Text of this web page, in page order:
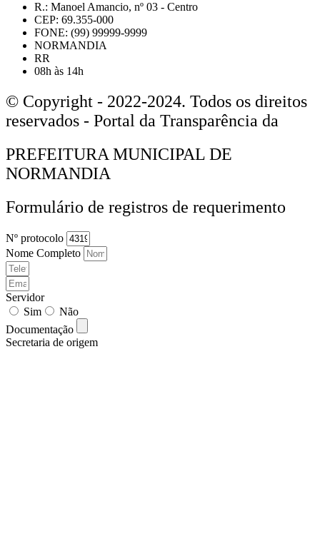
R.: Manoel Amancio, nº 03 - Centro
CEP: 69.355-000
FONE: (99) 99999-9999
NORMANDIA
RR
08h às 14h
© Copyright - 2022-2024. Todos os direitos
reservados - Portal da Transparência da
PREFEITURA MUNICIPAL DE
NORMANDIA
Formulário de registros de requerimento
Nº protocolo
Nome Completo
Servidor
Sim
Não
Documentação
Secretaria de origem